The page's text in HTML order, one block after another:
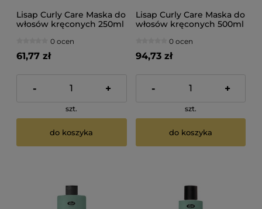
Lisap Curly Care Maska do
włosów kręconych 250ml
0 ocen
61,77 zł
- +
szt.
do koszyka
Lisap Curly Care Maska do
włosów kręconych 500ml
0 ocen
94,73 zł
- +
szt.
do koszyka